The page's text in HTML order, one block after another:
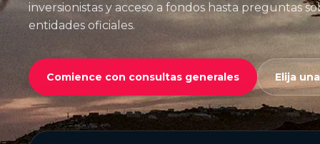
inversionistas y acceso a fondos hasta preguntas
entidades oficiales.
Comience con consultas generales Elija